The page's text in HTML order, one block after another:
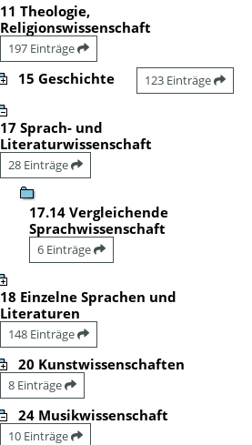
11 Theologie,
Religionswissenschaft
197 Einträge
15 Geschichte 123 Einträge
17 Sprach- und
Literaturwissenschaft
28 Einträge
17.14 Vergleichende
Sprachwissenschaft
6 Einträge
18 Einzelne Sprachen und
Literaturen
148 Einträge
20 Kunstwissenschaften
8 Einträge
24 Musikwissenschaft
10 Einträge